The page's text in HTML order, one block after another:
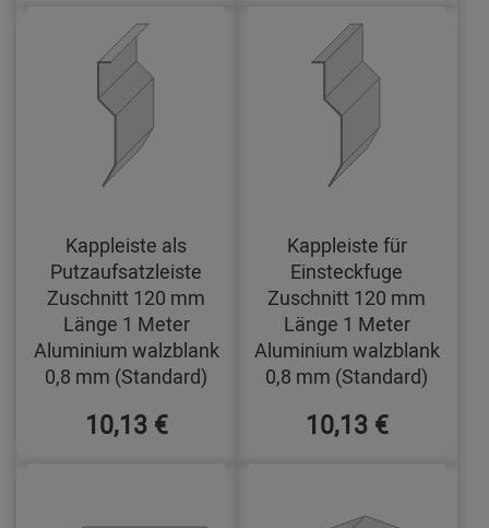
Kappleiste als
Putzaufsatzleiste
Zuschnitt 120 mm
Länge 1 Meter
Aluminium walzblank
0,8 mm (Standard)
10,13 €
Kappleiste für
Einsteckfuge
Zuschnitt 120 mm
Länge 1 Meter
Aluminium walzblank
0,8 mm (Standard)
10,13 €